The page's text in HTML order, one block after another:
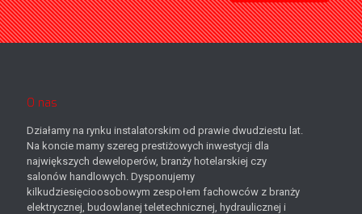
O nas
Działamy na rynku instalatorskim od prawie dwudziestu lat.
Na koncie mamy szereg prestiżowych inwestycji dla
największych deweloperów, branży hotelarskiej czy
salonów handlowych. Dysponujemy
kilkudziesięcioosobowym zespołem fachowców z branży
elektrycznej, budowlanej teletechnicznej, hydraulicznej i